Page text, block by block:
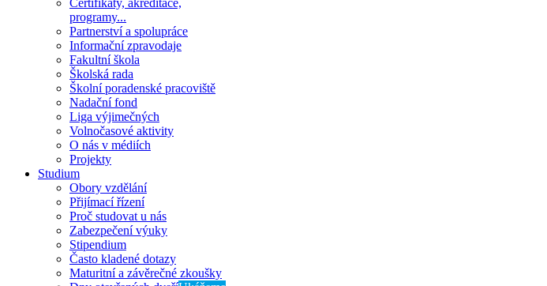
Certifikáty, akreditace,
programy...
Partnerství a spolupráce
Informační zpravodaje
Fakultní škola
Školská rada
Školní poradenské pracoviště
Nadační fond
Liga výjimečných
Volnočasové aktivity
O nás v médiích
Projekty
Studium
Obory vzdělání
Přijímací řízení
Proč studovat u nás
Zabezpečení výuky
Stipendium
Často kladené dotazy
Maturitní a závěrečné zkoušky